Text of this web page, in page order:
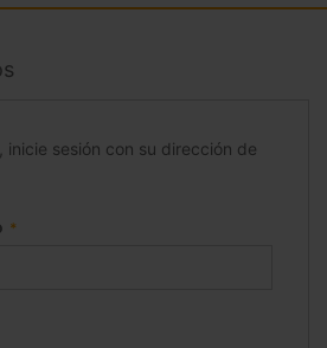
inicie sesión con su dirección de